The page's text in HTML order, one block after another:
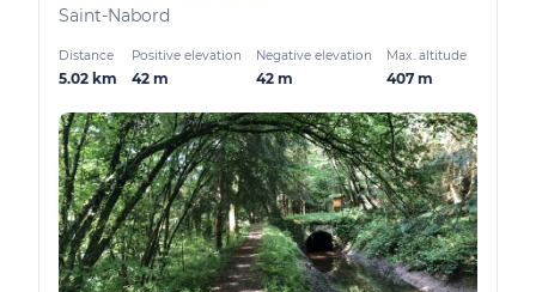
Saint-Nabord
Distance
5.02 km
Positive elevation
42 m
Negative elevation
42 m
Max. altitude
407 m